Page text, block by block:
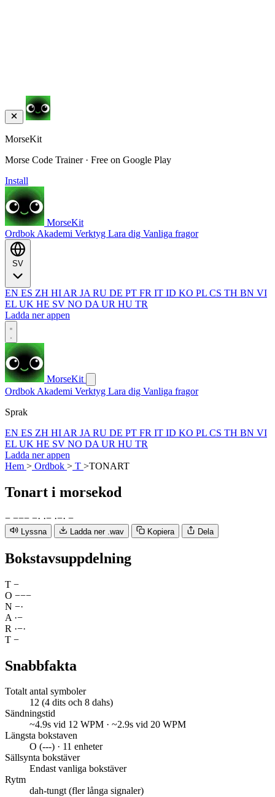
MorseKit
Morse Code Trainer · Free on Google Play
Install
MorseKit
Ordbok Akademi Verktyg Lara dig Vanliga fragor
EN ES ZH HI AR JA RU DE PT FR IT ID KO PL CS TH BN VI
EL UK HE SV NO DA UR HU TR
Ladda ner appen
MorseKit
Ordbok Akademi Verktyg Lara dig Vanliga fragor
Sprak
EN ES ZH HI AR JA RU DE PT FR IT ID KO PL CS TH BN VI
EL UK HE SV NO DA UR HU TR
Ladda ner appen
Hem > Ordbok > T >TONART
Tonart i morsekod
− −−− −· ·− ·−· −
Lyssna Ladda ner .wav Kopiera Dela
Bokstavsuppdelning
T −
O −−−
N −·
A ·−
R ·−·
T −
Snabbfakta
Totalt antal symboler
12 (4 dits och 8 dahs)
Sändningstid
~4.9s vid 12 WPM · ~2.9s vid 20 WPM
Längsta bokstaven
O (---) · 11 enheter
Sällsynta bokstäver
Endast vanliga bokstäver
Rytm
dah-tungt (fler långa signaler)